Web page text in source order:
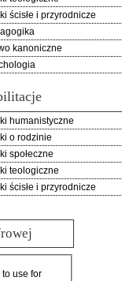
ścisłe i przyrodnicze
kanoniczne
humanistyczne
o rodzinie
społeczne
teologiczne
ścisłe i przyrodnicze
use for